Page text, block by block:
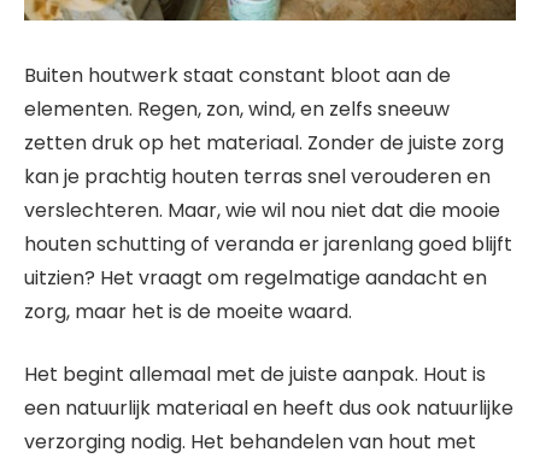
Buiten houtwerk staat constant bloot aan de
elementen. Regen, zon, wind, en zelfs sneeuw
zetten druk op het materiaal. Zonder de juiste zorg
kan je prachtig houten terras snel verouderen en
verslechteren. Maar, wie wil nou niet dat die mooie
houten schutting of veranda er jarenlang goed blijft
uitzien? Het vraagt om regelmatige aandacht en
zorg, maar het is de moeite waard.
Het begint allemaal met de juiste aanpak. Hout is
een natuurlijk materiaal en heeft dus ook natuurlijke
verzorging nodig. Het behandelen van hout met